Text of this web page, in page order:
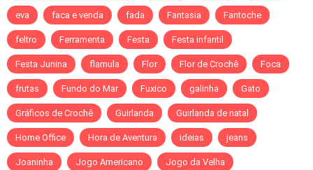
eva faca e venda fada Fantasia Fantoche
feltro Ferramenta Festa Festa infantil
Festa Junina flamula Flor Flor de Crochê Foca
frutas Fundo do Mar Fuxico galinha Gato
Gráficos de Crochê Guirlanda Guirlanda de natal
Home Office Hora de Aventura ideias jeans
Joaninha Jogo Americano Jogo da Velha